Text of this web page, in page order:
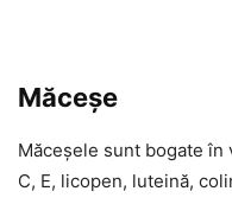
Măceșe
Măceșele sunt bogate în
C, E, licopen, luteină,